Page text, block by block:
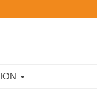
Toggle